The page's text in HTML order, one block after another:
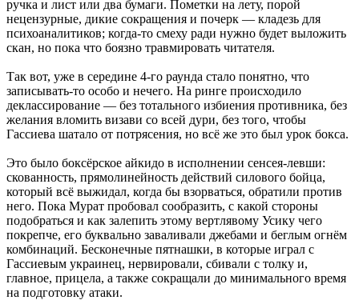
ручка и лист или два бумаги. Пометки на лету, порой
нецензурные, дикие сокращения и почерк — кладезь для
психоаналитиков; когда-то смеху ради нужно будет выложить
скан, но пока что боязно травмировать читателя.
Так вот, уже в середине 4-го раунда стало понятно, что
записывать-то особо и нечего. На ринге происходило
деклассирование — без тотального избиения противника, без
желания вломить визави со всей дури, без того, чтобы
Гассиева шатало от потрясения, но всё же это был урок бокса.
Это было боксёрское айкидо в исполнении сенсея-левши:
скованность, прямолинейность действий силового бойца,
который всё выжидал, когда бы взорваться, обратили против
него. Пока Мурат пробовал сообразить, с какой стороны
подобраться и как залепить этому вертлявому Усику чего
покрепче, его буквально заваливали джебами и беглым огнём
комбинаций. Бесконечные пятнашки, в которые играл с
Гассиевым украинец, нервировали, сбивали с толку и,
главное, прицела, а также сокращали до минимального время
на подготовку атаки.